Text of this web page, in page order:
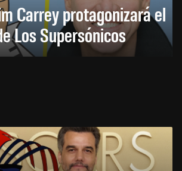
Carrey protagonizará el
Los Supersónicos